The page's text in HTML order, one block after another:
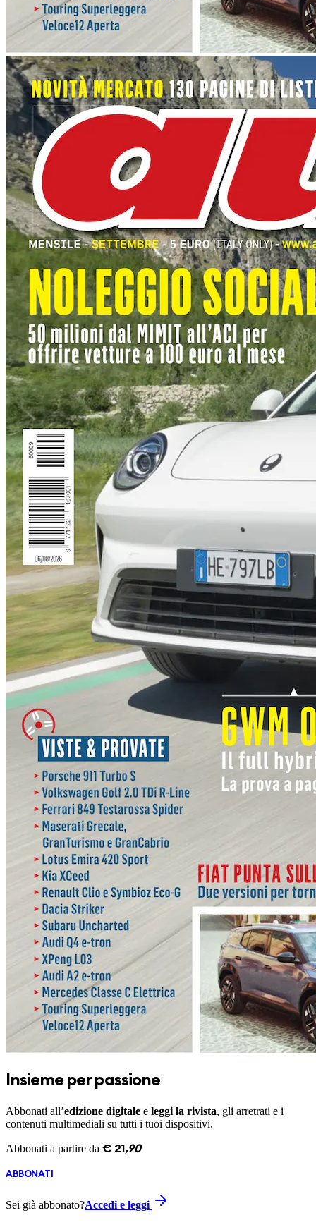
Insieme per passione
Abbonati all’edizione digitale e leggi la rivista, gli arretrati e i
contenuti multimediali su tutti i tuoi dispositivi.
Abbonati a partire da € 21 ,90
ABBONATI
Sei già abbonato?Accedi e leggi